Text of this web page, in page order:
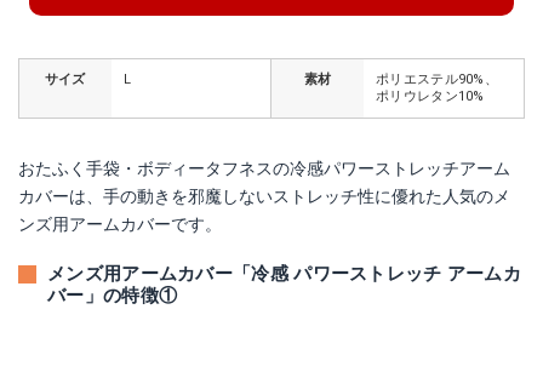
サイズ L 素材
ポリエステル90%、
ポリウレタン10%
おたふく手袋・ボディータフネスの冷感パワーストレッチアーム
カバーは、手の動きを邪魔しないストレッチ性に優れた人気のメ
ンズ用アームカバーです。
メンズ用アームカバー「冷感 パワーストレッチ アームカ
バー」の特徴①